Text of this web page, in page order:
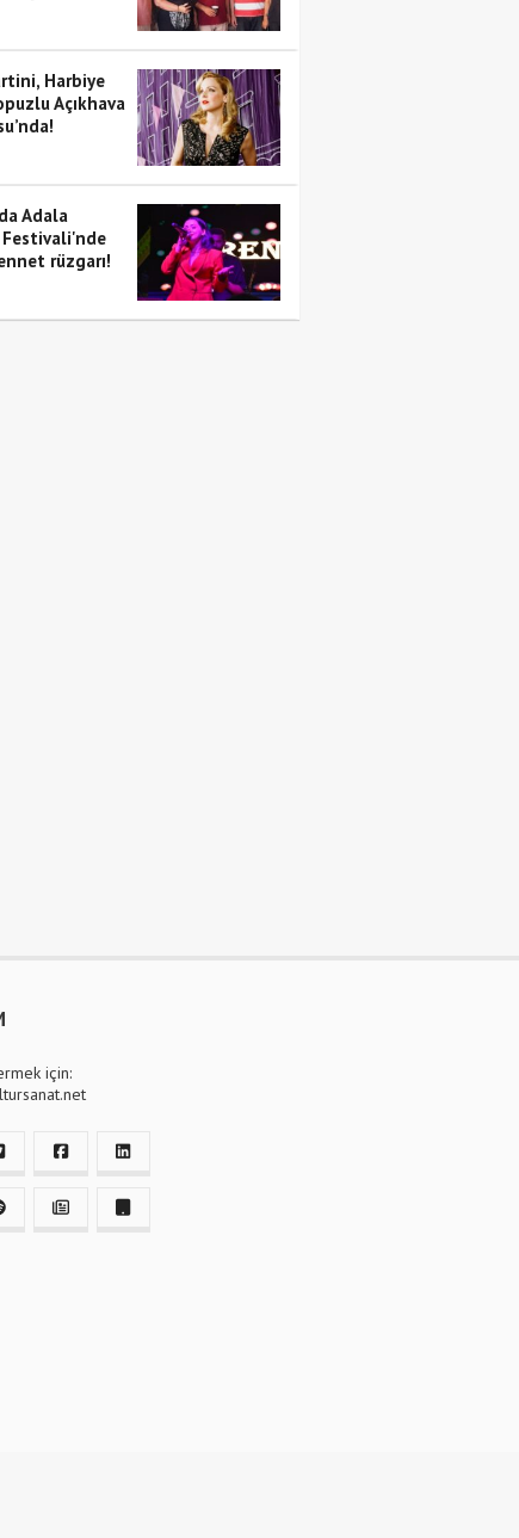
Harbiye
Açıkhava
Adala
Festivali'nde
rüzgarı!
için: